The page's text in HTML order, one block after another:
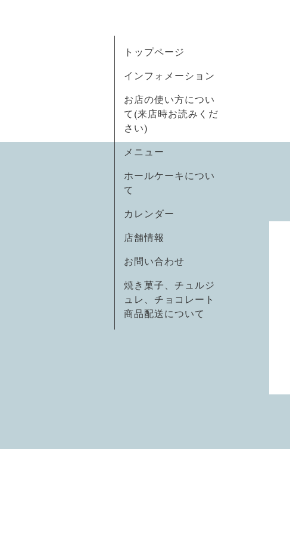
トップページ
インフォメーション
お店の使い方につい
て(来店時お読みくだ
さい)
メニュー
ホールケーキについ
て
カレンダー
店舗情報
お問い合わせ
焼き菓子、チュルジ
ュレ、チョコレート
商品配送について